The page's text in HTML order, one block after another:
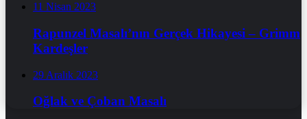
11 Nisan 2023
Rapunzel Masalı’nın Gerçek Hikayesi – Grimm
Kardeşler
29 Aralık 2023
Oğlak ve Çoban Masalı